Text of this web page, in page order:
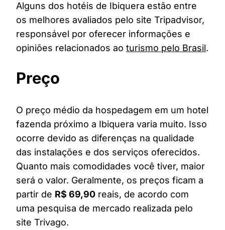
Alguns dos hotéis de Ibiquera estão entre
os melhores avaliados pelo site Tripadvisor,
responsável por oferecer informações e
opiniões relacionados ao turismo pelo Brasil.
Preço
O preço médio da hospedagem em um hotel
fazenda próximo a Ibiquera varia muito. Isso
ocorre devido as diferenças na qualidade
das instalações e dos serviços oferecidos.
Quanto mais comodidades você tiver, maior
será o valor. Geralmente, os preços ficam a
partir de R$ 69,90 reais, de acordo com
uma pesquisa de mercado realizada pelo
site Trivago.